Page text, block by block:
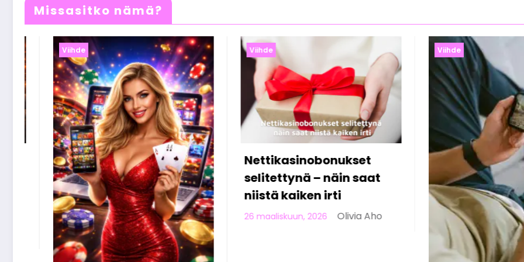
Missasitko nämä?
Viihde
Nettikasinobonukset
selitettynä – näin saat
niistä kaiken irti
26 maaliskuun, 2026 Olivia Aho 23